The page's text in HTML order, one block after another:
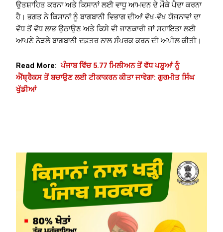
ਉਤਸ਼ਾਹਿਤ ਕਰਨਾ ਅਤੇ ਕਿਸਾਨਾਂ ਲਈ ਵਾਧੂ ਆਮਦਨ ਦੇ ਮੌਕੇ ਪੈਦਾ ਕਰਨਾ
ਹੈ। ਭਗਤ ਨੇ ਕਿਸਾਨਾਂ ਨੂੰ ਬਾਗਬਾਨੀ ਵਿਭਾਗ ਦੀਆਂ ਵੱਖ-ਵੱਖ ਯੋਜਨਾਵਾਂ ਦਾ
ਵੱਧ ਤੋਂ ਵੱਧ ਲਾਭ ਉਠਾਉਣ ਅਤੇ ਕਿਸੇ ਵੀ ਜਾਣਕਾਰੀ ਜਾਂ ਸਹਾਇਤਾ ਲਈ
ਆਪਣੇ ਨੇੜਲੇ ਬਾਗਬਾਨੀ ਦਫ਼ਤਰ ਨਾਲ ਸੰਪਰਕ ਕਰਨ ਦੀ ਅਪੀਲ ਕੀਤੀ।
Read More:ਪੰਜਾਬ ਵਿੱਚ 5.77 ਮਿਲੀਅਨ ਤੋਂ ਵੱਧ ਪਸ਼ੂਆਂ ਨੂੰ
ਐਂਥ੍ਰੈਕਸ ਤੋਂ ਬਚਾਉਣ ਲਈ ਟੀਕਾਕਰਨ ਕੀਤਾ ਜਾਵੇਗਾ: ਗੁਰਮੀਤ ਸਿੰਘ
ਖੁੱਡੀਆਂ